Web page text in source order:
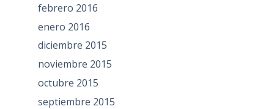
febrero 2016
enero 2016
diciembre 2015
noviembre 2015
octubre 2015
septiembre 2015